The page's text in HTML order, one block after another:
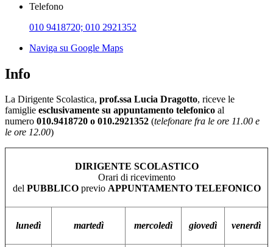
Telefono
010 9418720; 010 2921352
Naviga su Google Maps
Info
La Dirigente Scolastica, prof.ssa Lucia Dragotto, riceve le
famiglie esclusivamente su appuntamento telefonico al
numero 010.9418720 o 010.2921352 (telefonare fra le ore 11.00 e
le ore 12.00)
DIRIGENTE SCOLASTICO
Orari di ricevimento
del PUBBLICOprevio APPUNTAMENTO TELEFONICO
lunedì martedì mercoledì giovedì venerdì